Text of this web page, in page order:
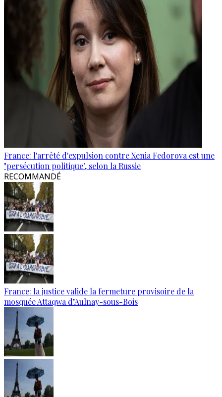
France: l'arrêté d'expulsion contre Xenia Fedorova est une
"persécution politique", selon la Russie
RECOMMANDÉ
France: la justice valide la fermeture provisoire de la
mosquée Attaqwa d’Aulnay-sous-Bois